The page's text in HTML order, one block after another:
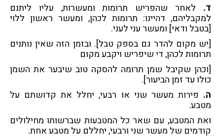
ד. לאחר שהפריש תרומות ומעשרות, עליו ליתנם
למקבליהם, דהיינו: תרומות לכהן, ומעשר ראשון ללוי
[בטבל ודאי] ומעשר עני לעני.
[יש מקום להדר גם בספק טבל]. ובזמן הזה שאין נותנים
תרומות לכהן, די שיפריש ויקבע מקום
[וכהן שקיבל שמן תרומה להסקה טוב שיבער את השמן
כולו עד זמן הביעור].
ה. פירות מעשר שני או רבעי, יחלל את קדושתם על
מטבע.
ואת המטבע, עם שאר כל המטבעות שברשותו מחילולים
קודמים של מעשר שני ורבעי, יחללם על מטבע אחת.